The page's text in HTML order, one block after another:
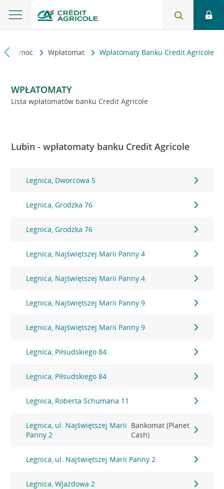
i pomoc Wpłatomat Wpłatomaty Banku Credit Agricole
WPŁATOMATY
Lista wpłatomatów banku Credit Agricole
Lubin - wpłatomaty banku Credit Agricole
Legnica, Dworcowa 5
Legnica, Grodzka 76
Legnica, Grodzka 76
Legnica, Najświętszej Marii Panny 4
Legnica, Najświętszej Marii Panny 4
Legnica, Najświętszej Marii Panny 9
Legnica, Najświętszej Marii Panny 9
Legnica, Piłsudskiego 84
Legnica, Piłsudskiego 84
Legnica, Roberta Schumana 11
Legnica, ul. Najświętszej Marii
Panny 2
Bankomat (Planet
Cash)
Legnica, ul. Najświętszej Marii Panny 2
Legnica, Wjazdowa 2